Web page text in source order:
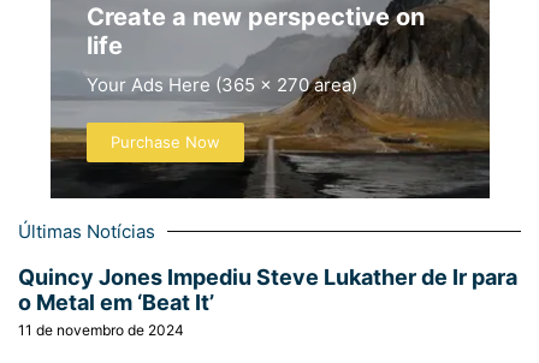
Create a new perspective on
life
Your Ads Here (365 x 270 area)
Purchase Now
Últimas Notícias
Quincy Jones Impediu Steve Lukather de Ir para
o Metal em ‘Beat It’
11 de novembro de 2024